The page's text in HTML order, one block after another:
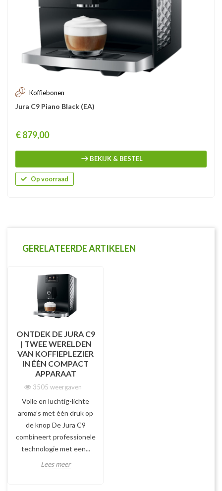
Koffiebonen
Jura C9 Piano Black (EA)
Prijs
€ 879,00
BEKIJK & BESTEL
Op voorraad
GERELATEERDE ARTIKELEN
ONTDEK DE JURA C9
| TWEE WERELDEN
VAN KOFFIEPLEZIER
IN ÉÉN COMPACT
APPARAAT
3505 weergaven
Volle en luchtig-lichte
aroma’s met één druk op
de knop De Jura C9
combineert professionele
technologie met een...
Lees meer